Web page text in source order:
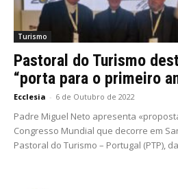
Turismo
Pastoral do Turismo
“porta para o primeiro
Ecclesia - 6 de Outubro de 2022
Padre Miguel Neto apresenta
Congresso Mundial que decorre em
Pastoral do Turismo – Portugal (PTP),